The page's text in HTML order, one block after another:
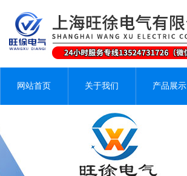
网站首页 关于我们 产品展示